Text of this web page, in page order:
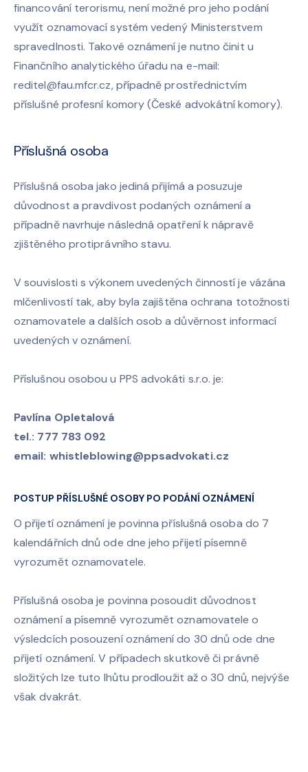
financování terorismu, není možné pro jeho podání
využít oznamovací systém vedený Ministerstvem
spravedlnosti. Takové oznámení je nutno činit u
Finančního analytického úřadu na e-mail:
reditel@fau.mfcr.cz, případně prostřednictvím
příslušné profesní komory (České advokátní komory).
Příslušná osoba
Příslušná osoba jako jediná přijímá a posuzuje
důvodnost a pravdivost podaných oznámení a
případně navrhuje následná opatření k nápravě
zjištěného protiprávního stavu.
V souvislosti s výkonem uvedených činností je vázána
mlčenlivostí tak, aby byla zajištěna ochrana totožnosti
oznamovatele a dalších osob a důvěrnost informací
uvedených v oznámení.
Příslušnou osobou u PPS advokáti s.r.o. je:
Pavlína Opletalová
tel.: 777 783 092
email: whistleblowing@ppsadvokati.cz
POSTUP PŘÍSLUŠNÉ OSOBY PO PODÁNÍ OZNÁMENÍ
O přijetí oznámení je povinna příslušná osoba do 7
kalendářních dnů ode dne jeho přijetí písemně
vyrozumět oznamovatele.
Příslušná osoba je povinna posoudit důvodnost
oznámení a písemně vyrozumět oznamovatele o
výsledcích posouzení oznámení do 30 dnů ode dne
přijetí oznámení. V případech skutkově či právně
složitých lze tuto lhůtu prodloužit až o 30 dnů, nejvýše
však dvakrát.